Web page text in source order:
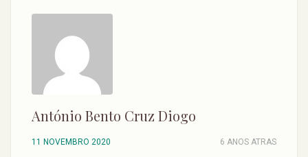
António Bento Cruz Diogo
11 NOVEMBRO 2020 6 ANOS ATRAS